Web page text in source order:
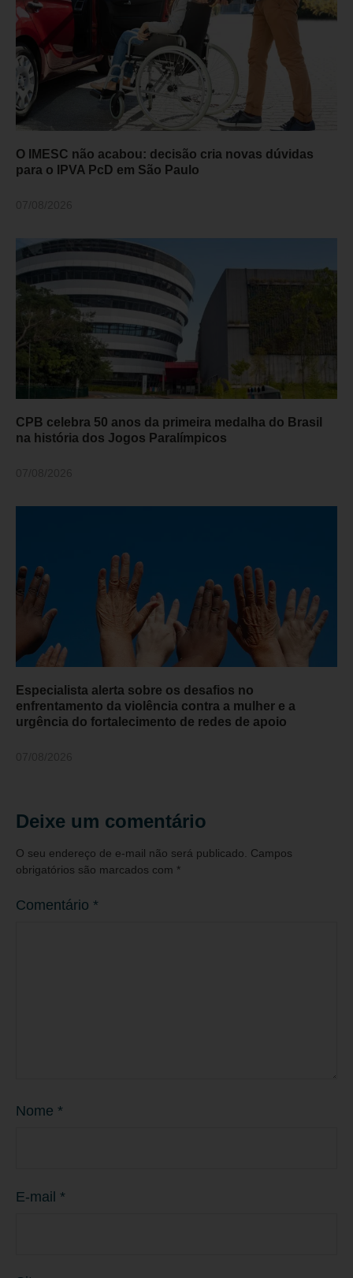
O IMESC não acabou: decisão cria novas dúvidas
para o IPVA PcD em São Paulo
CPB celebra 50 anos da primeira medalha do Brasil
na história dos Jogos Paralímpicos
Especialista alerta sobre os desafios no
enfrentamento da violência contra a mulher e a
urgência do fortalecimento de redes de apoio
Deixe um comentário
O seu endereço de e-mail não será publicado.
Campos
obrigatórios são marcados com *
Comentário *
Nome *
E-mail *